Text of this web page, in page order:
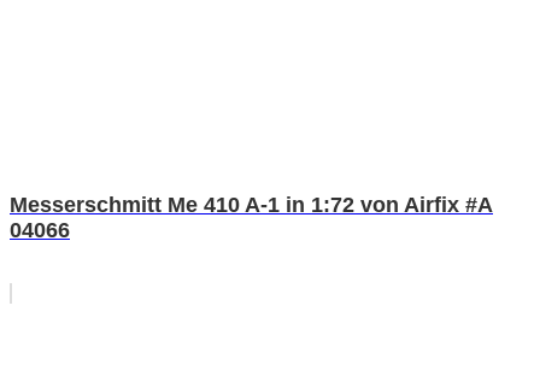
Messerschmitt Me 410 A-1 in 1:72 von Airfix #A
04066